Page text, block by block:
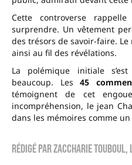
Cette controverse
surprendre. Un vêtement
des trésors de savoir-faire.
ainsi au fil des révélations.
La polémique initiale
beaucoup. Les 45
témoignent de cet
incompréhension, le jean
dans les mémoires comme
Rédigé parzaccharie touboul,